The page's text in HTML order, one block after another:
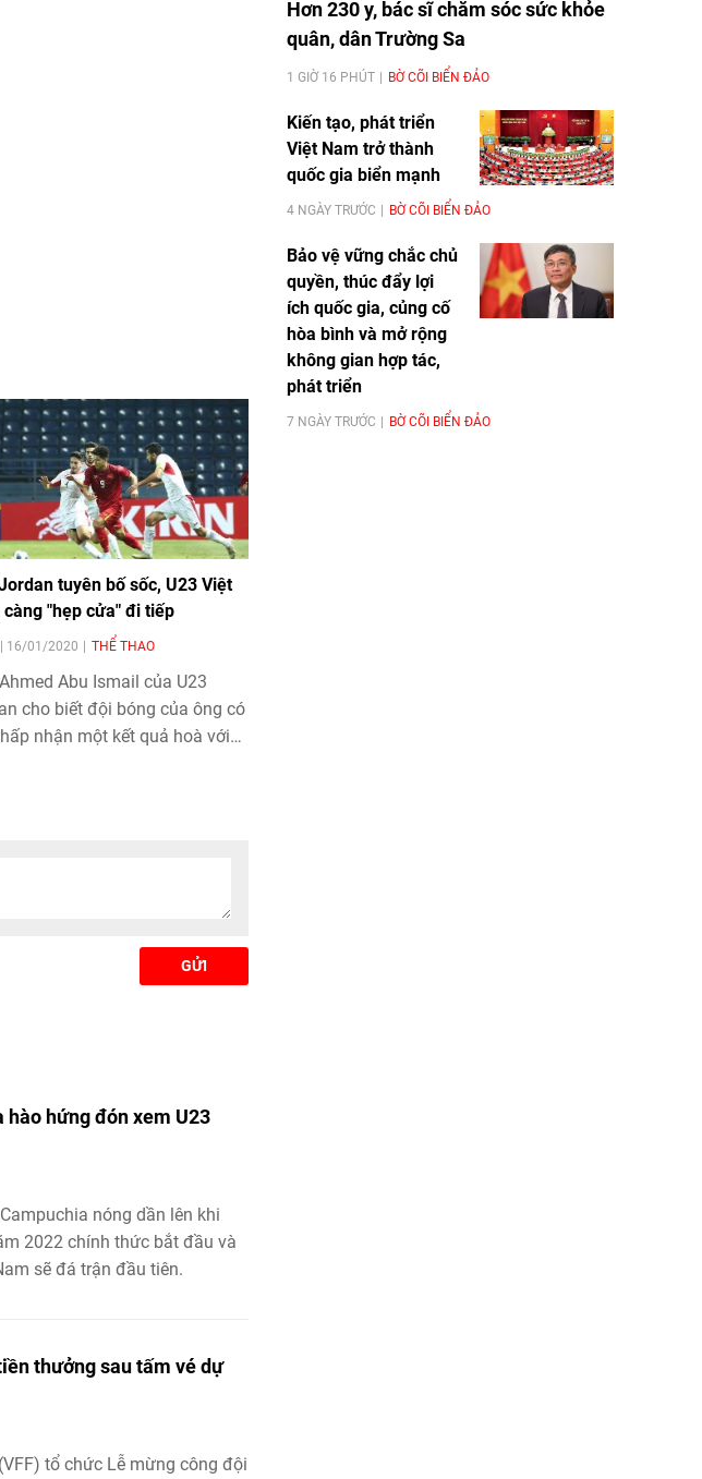
tuyên bố sốc, U23 Việt
càng "hẹp cửa" đi tiếp
16/01/2020 THỂ THAO
Abu Ismail của U23
cho biết đội bóng của ông có
nhận một kết quả hoà với
GỬI
hứng đón xem U23
nóng dần lên khi
2022 chính thức bắt đầu và
sẽ đá trận đầu tiên.
thưởng sau tấm vé dự
tổ chức Lễ mừng công đội
Hơn 230 y, bác sĩ chăm sóc sức khỏe
quân, dân Trường Sa
1 GIỜ 16 PHÚT BỜ CÕI BIỂN ĐẢO
Kiến tạo, phát triển
Việt Nam trở thành
quốc gia biển mạnh
4 NGÀY TRƯỚC BỜ CÕI BIỂN ĐẢO
Bảo vệ vững chắc chủ
quyền, thúc đẩy lợi
ích quốc gia, củng cố
hòa bình và mở rộng
không gian hợp tác,
phát triển
7 NGÀY TRƯỚC BỜ CÕI BIỂN ĐẢO